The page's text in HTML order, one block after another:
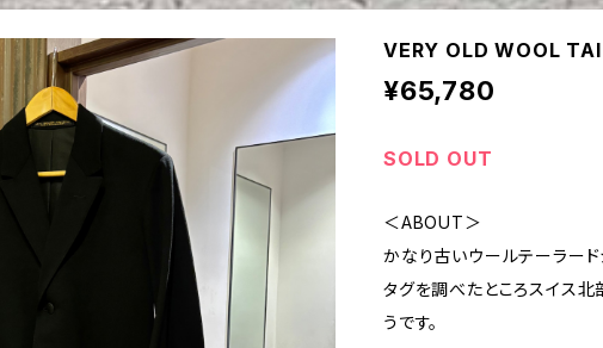
VERY OLD WOOL
¥65,780
SOLD OUT
＜ABOUT＞
かなり古いウールテーラード
タグを調べたところスイス北
うです。